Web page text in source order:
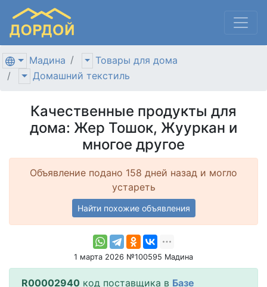
Мадина
Товары для дома
Домашний текстиль
Качественные продукты для
дома: Жер Тошок, Жууркан и
многое другое
Объявление подано 158 дней назад и могло
устареть
Найти похожие объявления
1 марта 2026 №100595 Мадина
R00002940 код поставщика в Базе